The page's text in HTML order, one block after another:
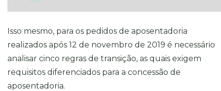
Isso mesmo, para os pedidos de aposentadoria
realizados após 12 de novembro de 2019 é necessário
analisar cinco regras de transição, as quais exigem
requisitos diferenciados para a concessão de
aposentadoria.